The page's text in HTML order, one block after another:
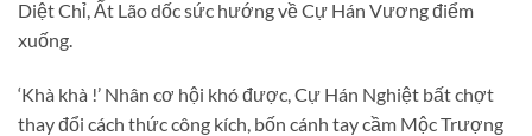
Diệt Chỉ, Ất Lão dốc sức hướng về Cự Hán Vương điểm
xuống.
‘Khà khà !’ Nhân cơ hội khó được, Cự Hán Nghiệt bất chợt
thay đổi cách thức công kích, bốn cánh tay cầm Mộc Trượng